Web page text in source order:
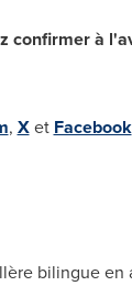
confirmer à
, Xet Facebook
bilingue